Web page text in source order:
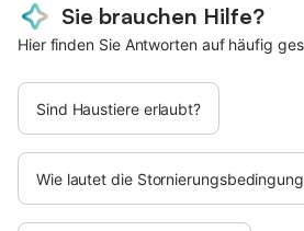
Sie brauchen Hilfe?
Hier finden Sie Antworten auf häufig
Sind Haustiere erlaubt?
Wie lautet die